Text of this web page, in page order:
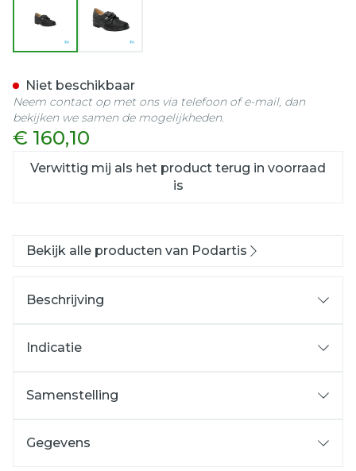
€ 160,10
Verwittig mij als het product terug in voorraad
is
Niet beschikbaar
Neem contact op met ons via telefoon of e-mail, dan
bekijken we samen de mogelijkheden.
Bekijk alle producten van Podartis
Beschrijving
Indicatie
Samenstelling
Gegevens